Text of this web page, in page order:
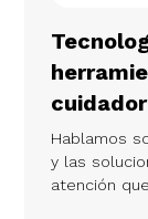
Hablamos
y las
atención